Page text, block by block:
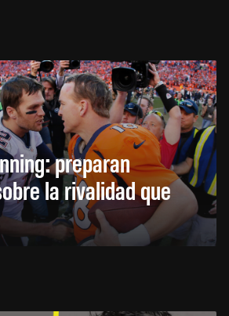
preparan
la rivalidad que